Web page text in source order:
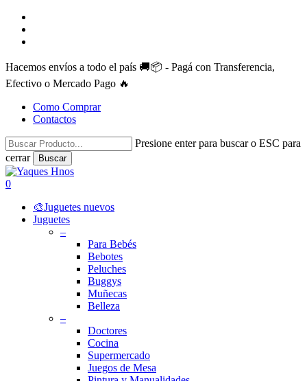
Skip
main
Hacemos envíos a todo el país 🚚📦 - Pagá con Transferencia,
Efectivo o Mercado Pago 🔥
Como Comprar
Contactos
Presione enter para buscar o ESC para
cerrar
Buscar
Close
Search
search
account
0
🎨Juguetes nuevos
Juguetes
–
Para Bebés
Bebotes
Peluches
Buggys
Muñecas
Belleza
–
Doctores
Cocina
Supermercado
Juegos de Mesa